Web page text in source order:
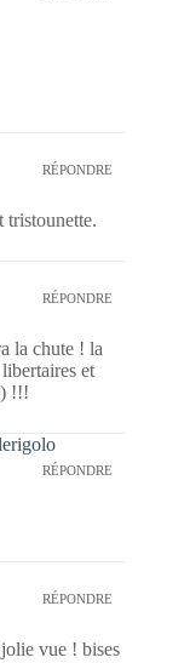
RÉPONDRE
tristounette.
RÉPONDRE
la chute ! la
et
!!!
RÉPONDRE
RÉPONDRE
vue ! bises